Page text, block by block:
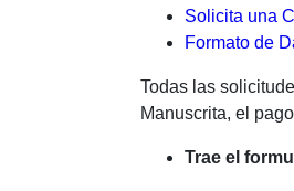
Solicita una
Formato de
Todas las
Manuscrita, el
Trae el